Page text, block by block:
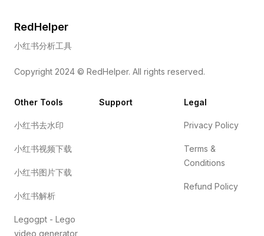
RedHelper
小红书分析工具
Copyright 2024 © RedHelper. All rights reserved.
Other Tools
小红书去水印
小红书视频下载
小红书图片下载
小红书解析
Legogpt - Lego
video generator
Support Legal
Privacy Policy
Terms &
Conditions
Refund Policy